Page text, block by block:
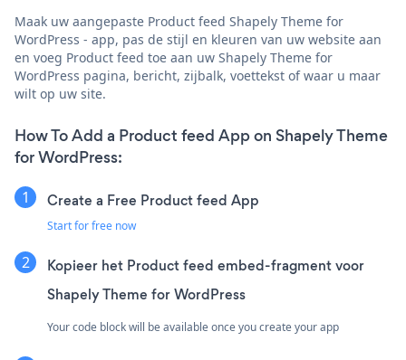
Maak uw aangepaste Product feed Shapely Theme for
WordPress - app, pas de stijl en kleuren van uw website aan
en voeg Product feed toe aan uw Shapely Theme for
WordPress pagina, bericht, zijbalk, voettekst of waar u maar
wilt op uw site.
How To Add a Product feed App on Shapely Theme
for WordPress:
Create a Free Product feed App
Start for free now
Kopieer het Product feed embed-fragment voor
Shapely Theme for WordPress
Your code block will be available once you create your app